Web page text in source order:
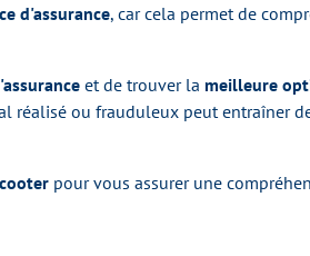
d'assurance, car cela permet de
et de trouver la meilleure
réalisé ou frauduleux peut entraîner
pour vous assurer une